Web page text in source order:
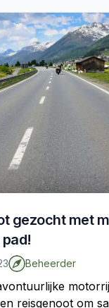
gezocht met
Beheerder
reisgenoot om